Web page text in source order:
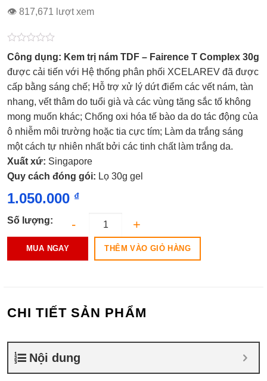
👁 817,671 lượt xem
Được
xếp
hạng
0.0
5
sao
Công dụng: Kem trị nám TDF – Fairence T Complex 30g
được cải tiến với Hệ thống phân phối XCELAREV đã được
cấp bằng sáng chế; Hỗ trợ xử lý dứt điểm các vết nám, tàn
nhang, vết thâm do tuổi già và các vùng tăng sắc tố không
mong muốn khác; Chống oxi hóa tế bào da do tác động của
ô nhiễm môi trường hoặc tia cực tím; Làm da trắng sáng
một cách tự nhiên nhất bởi các tinh chất làm trắng da.
Xuất xứ: Singapore
Quy cách đóng gói: Lọ 30g gel
1.050.000 ₫
Số lượng:
MUA NGAY THÊM VÀO GIỎ HÀNG
CHI TIẾT SẢN PHẨM
Nội dung